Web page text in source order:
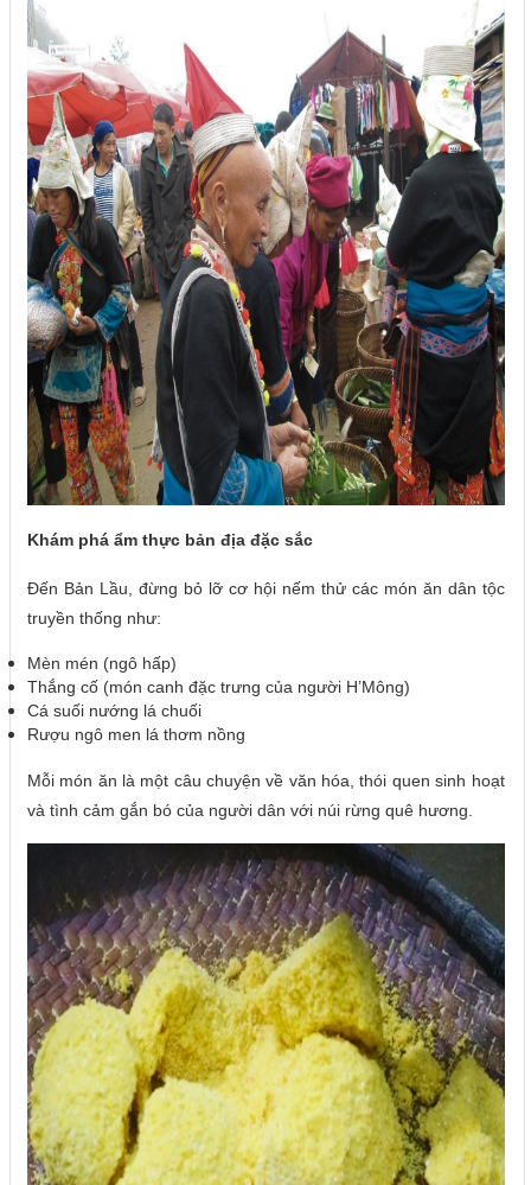
Khám phá ẩm thực bản địa đặc sắc
Đến Bản Lầu, đừng bỏ lỡ cơ hội nếm thử các món ăn dân tộc
truyền thống như:
Mèn mén (ngô hấp)
Thắng cố (món canh đặc trưng của người H’Mông)
Cá suối nướng lá chuối
Rượu ngô men lá thơm nồng
Mỗi món ăn là một câu chuyện về văn hóa, thói quen sinh hoạt
và tình cảm gắn bó của người dân với núi rừng quê hương.